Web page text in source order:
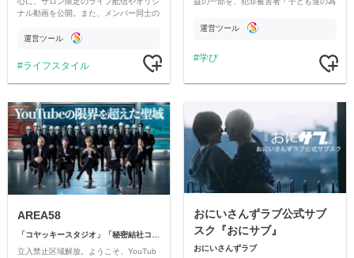
ナル動画を公開。また、メンバー同士の
ただいています。
運営ツール
ライフスタイル
す運営ツール
学び
AREA58
「コヤッキースタジオ」「秘密結社コヤミナティ」
立入禁止区域解放。ようこそ、YouTub
おにいさんずラブ公式サブ
スク『おにサブ』
おにいさんずラブ